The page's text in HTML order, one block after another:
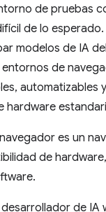
de pruebas
de lo
modelos de IA
de
automatizables
hardware
es un
de
desarrollador de IA